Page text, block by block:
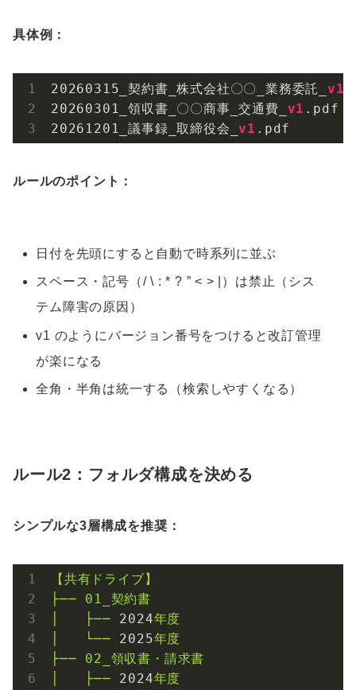
具体例：
20260315_契約書_株式会社〇〇_業務委託_ v1
20260301_領収書_〇〇商事_交通費_ v1 .pdf
20261201_議事録_取締役会_v1 .pdf
ルールのポイント：
日付を先頭にすると自動で時系列に並ぶ
スペース・記号（/ \ : * ? ” < > |）は禁止（シス
テム障害の原因）
v1 のようにバージョン番号をつけると改訂管理
が楽になる
全角・半角は統一する（検索しやすくなる）
ルール2：フォルダ構成を決める
シンプルな3層構成を推奨：
【共有ドライブ】
├──
01_契約書
├── 2024年度
└── 2025年度
├──
02_領収書・請求書
├── 2024年度